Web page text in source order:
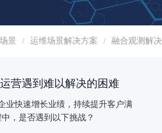
景 / 运维场景解决方案 / 融合观测解
营遇到难以解决的困难
业快速增长业绩，持续提升客户满
，是否遇到以下挑战？